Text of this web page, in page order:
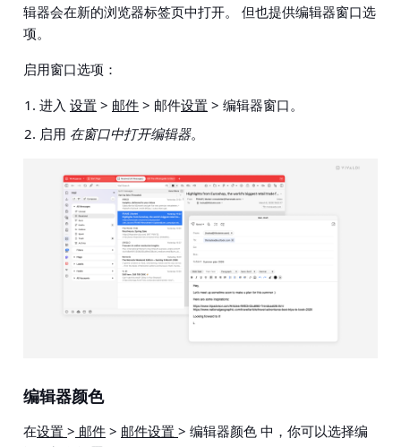
辑器会在新的浏览器标签页中打开。 但也提供编辑器窗口选
项。
启用窗口选项：
进入 设置 > 邮件 > 邮件设置 > 编辑器窗口。
启用 在窗口中打开编辑器。
编辑器颜色
在设置 > 邮件 > 邮件设置 > 编辑器颜色 中，你可以选择编